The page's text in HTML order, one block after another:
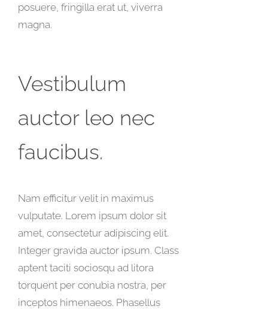
posuere, fringilla erat ut, viverra
magna.
Vestibulum
auctor leo nec
faucibus.
Nam efficitur velit in maximus
vulputate. Lorem ipsum dolor sit
amet, consectetur adipiscing elit.
Integer gravida auctor ipsum. Class
aptent taciti sociosqu ad litora
torquent per conubia nostra, per
inceptos himenaeos. Phasellus